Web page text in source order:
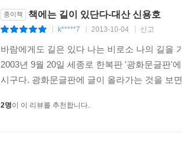
종이책 책에는 길이 있단다-대산 신용호
k*****7 2013-10-04 신고
바람에게도 길은 있다 나는 비로소 나의 길을
2003년 9월 20일 세종로 한복판 '광화문글판'
시구다. 광화문글판에 글이 올라가는 것을 보
2명이 이 리뷰를 추천합니다.